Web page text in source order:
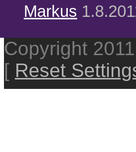
Markus
Copyright
[ Reset